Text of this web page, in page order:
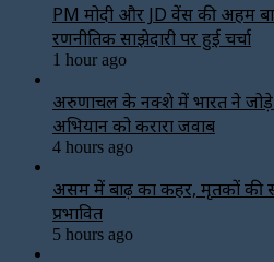
PM मोदी और JD वेंस की अहम
रणनीतिक साझेदारी पर हुई चर्चा
1 hour ago
अरुणाचल के नक्शे में भारत ने
अभियान को करारा जवाब
4 hours ago
असम में बाढ़ का कहर, मृतकों की
प्रभावित
5 hours ago